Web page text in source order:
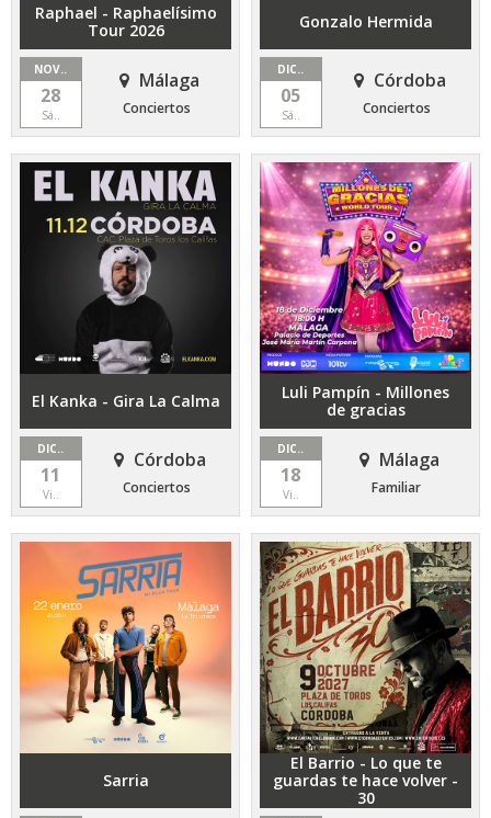
Raphael - Raphaelísimo
Tour 2026
NOV..
28
Sá..
Málaga
Conciertos
Gonzalo Hermida
DIC..
05
Sá..
Córdoba
Conciertos
El Kanka - Gira La Calma
DIC..
11
Vi..
Córdoba
Conciertos
Luli Pampín - Millones
de gracias
DIC..
18
Vi..
Málaga
Familiar
Sarria
El Barrio - Lo que te
guardas te hace volver -
30